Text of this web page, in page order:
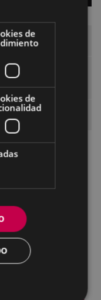
de las
de
de